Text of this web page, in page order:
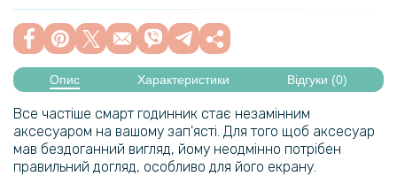
Huawei Watch GT 4 46mm, 22mm
305 грн
359 грн
USB кабель-зарядка для годинника Huawei Watch GT 4, Black
365 грн
Опис Характеристики Відгуки (0)
Все частіше смарт годинник стає незамінним
аксесуаром на вашому зап'ясті. Для того щоб аксесуар
мав бездоганний вигляд, йому неодмінно потрібен
правильний догляд, особливо для його екрану.